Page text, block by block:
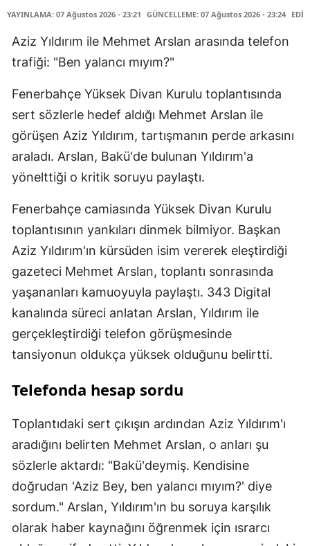
YAYINLAMA: 07 Ağustos 2026 - 23:21 GÜNCELLEME: 07 Ağustos 2026 - 23:24
Aziz Yıldırım ile Mehmet Arslan arasında telefon
trafiği: "Ben yalancı mıyım?"
Fenerbahçe Yüksek Divan Kurulu toplantısında
sert sözlerle hedef aldığı Mehmet Arslan ile
görüşen Aziz Yıldırım, tartışmanın perde arkasını
araladı. Arslan, Bakü'de bulunan Yıldırım'a
yönelttiği o kritik soruyu paylaştı.
Fenerbahçe camiasında Yüksek Divan Kurulu
toplantısının yankıları dinmek bilmiyor. Başkan
Aziz Yıldırım'ın kürsüden isim vererek eleştirdiği
gazeteci Mehmet Arslan, toplantı sonrasında
yaşananları kamuoyuyla paylaştı. 343 Digital
kanalında süreci anlatan Arslan, Yıldırım ile
gerçekleştirdiği telefon görüşmesinde
tansiyonun oldukça yüksek olduğunu belirtti.
Telefonda hesap sordu
Toplantıdaki sert çıkışın ardından Aziz Yıldırım'ı
aradığını belirten Mehmet Arslan, o anları şu
sözlerle aktardı: "Bakü'deymiş. Kendisine
doğrudan 'Aziz Bey, ben yalancı mıyım?' diye
sordum." Arslan, Yıldırım'ın bu soruya karşılık
olarak haber kaynağını öğrenmek için ısrarcı